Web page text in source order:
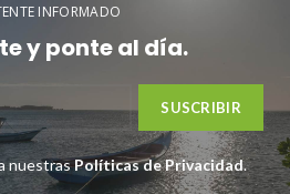
INFORMADO
y ponte al día.
nuestrasPolíticas de Privacidad.